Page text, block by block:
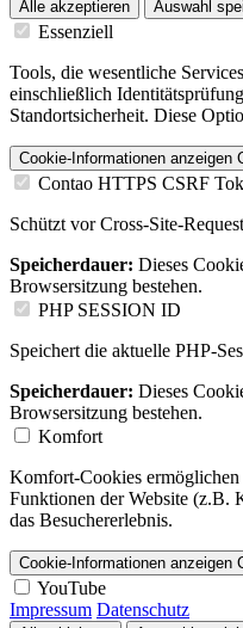
Alle akzeptieren Auswahl
Essenziell
Tools, die wesentliche
einschließlich
Standortsicherheit. Diese
Cookie-Informationen anzeigen
Contao HTTPS CSRF
Schützt vor Cross-Site-
Speicherdauer: Dieses
Browsersitzung bestehen.
PHP SESSION ID
Speichert die aktuelle PHP-
Speicherdauer: Dieses
Browsersitzung bestehen.
Komfort
Komfort-Cookies
Funktionen der Website (z.B.
das Besuchererlebnis.
Cookie-Informationen anzeigen
YouTube
Impressum Datenschutz